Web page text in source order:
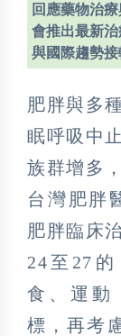
回應藥物治
會推出最新
與國際趨勢接
肥胖與多
眠呼吸中
族群增多
台灣肥胖
肥胖臨床
24至27
食、運動
標，再考